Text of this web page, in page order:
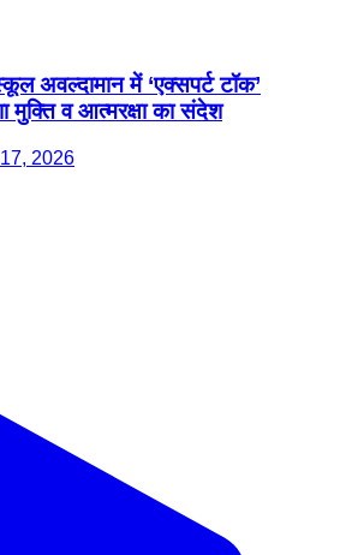
अवल्दामान में ‘एक्सपर्ट टॉक’
मुक्ति व आत्मरक्षा का संदेश
2026